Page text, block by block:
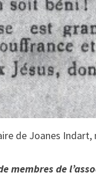
de Joanes
membres de